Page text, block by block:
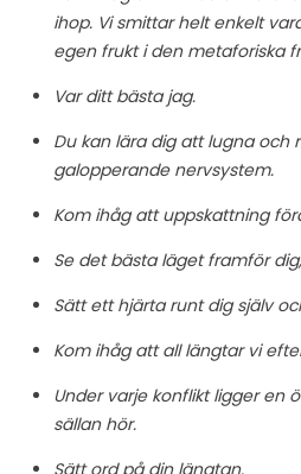
ihop. Vi smittar helt enkelt
egen frukt i den metaforiska
Var ditt bästa jag.
Du kan lära dig att lugna och
galopperande nervsystem.
Kom ihåg att uppskattning
Se det bästa läget framför
Sätt ett hjärta runt dig själv
Kom ihåg att all längtar vi
Under varje konflikt ligger en
sällan hör.